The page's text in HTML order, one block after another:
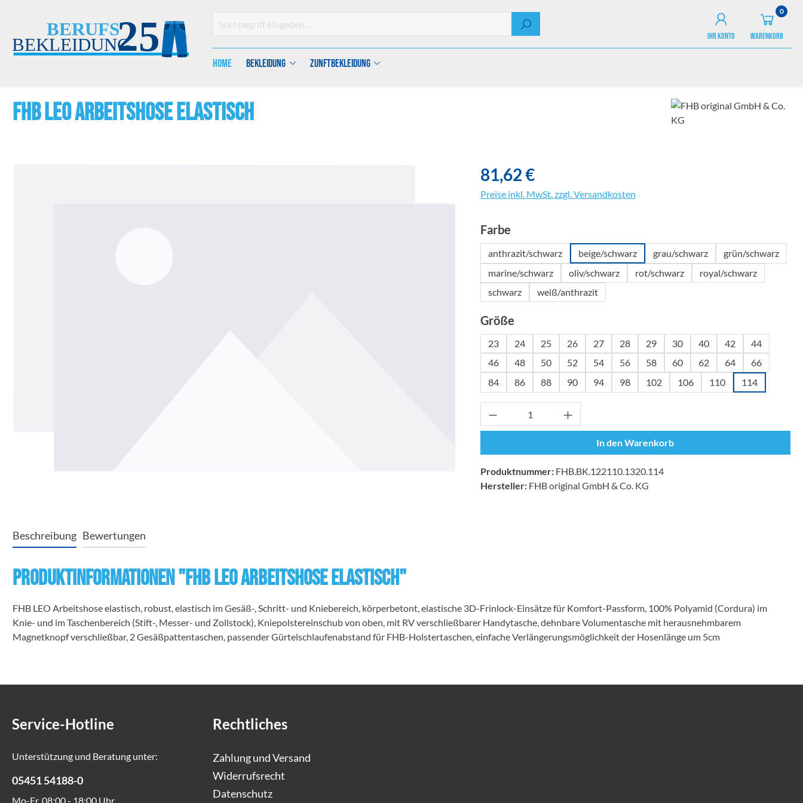
IHR KONTO
0
WARENKORB
Home Bekleidung Zunftbekleidung
FHB LEO Arbeitshose elastisch
81,62 €
Preise inkl. MwSt. zzgl. Versandkosten
Farbeauswählen
anthrazit/schwarz beige/schwarz grau/schwarz
grün/schwarz
marine/schwarz
oliv/schwarz rot/schwarz
royal/schwarz
schwarz
weiß/anthrazit
Größeauswählen
23 24 25 26 27 28 29 30 40 42
44
46
48 50 52 54 56 58 60 62 64
66
84
86 88 90 94 98 102 106 110 114
Produkt Anzahl: Gib den gewünschten Wert ein
In den Warenkorb
Produktnummer: FHB.BK.122110.1320.114
Hersteller: FHB original GmbH & Co. KG
Beschreibung Bewertungen
Produktinformationen "FHB LEO Arbeitshose elastisch"
FHB LEO Arbeitshose elastisch, robust, elastisch im Gesäß-, Schritt- und Kniebereich, körperbetont, elastische 3D-Frinlock-Einsätze für Komfort-Passform, 100% Polyamid (Cordura) im
Knie- und im Taschenbereich (Stift-, Messer- und Zollstock), Kniepolstereinschub von oben, mit RV verschließbarer Handytasche, dehnbare Volumentasche mit herausnehmbarem
Magnetknopf verschließbar, 2 Gesäßpattentaschen, passender Gürtelschlaufenabstand für FHB-Holstertaschen, einfache Verlängerungsmöglichkeit der Hosenlänge um 5cm
Service-Hotline
Unterstützung und Beratung unter:
05451 54188-0
Mo-Fr, 08:00 - 18:00 Uhr
Rechtliches
Zahlung und Versand
Widerrufsrecht
Datenschutz